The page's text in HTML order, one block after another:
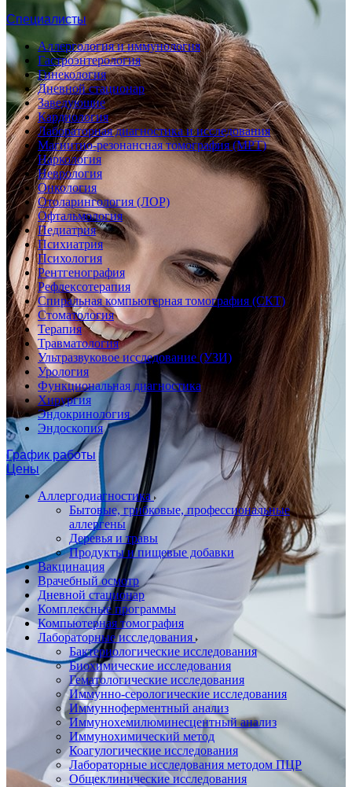
Специалисты
Аллергология и иммунология
Гастроэнтерология
Гинекология
Дневной стационар
Заведующие
Кардиология
Лабораторная диагностика и исследования
Магнитно-резонансная томография (МРТ)
Наркология
Неврология
Онкология
Отоларингология (ЛОР)
Офтальмология
Педиатрия
Психиатрия
Психология
Рентгенография
Рефлексотерапия
Спиральная компьютерная томография (СКТ)
Стоматология
Терапия
Травматология
Ультразвуковое исследование (УЗИ)
Урология
Функциональная диагностика
Хирургия
Эндокринология
Эндоскопия
График работы
Цены
Аллергодиагностика
Бытовые, грибковые, профессиональные
аллергены
Деревья и травы
Продукты и пищевые добавки
Вакцинация
Врачебный осмотр
Дневной стационар
Комплексные программы
Компьютерная томография
Лабораторные исследования
Бактериологические исследования
Биохимические исследования
Гематологические исследования
Иммунно-серологические исследования
Иммунноферментный анализ
Иммунохемилюминесцентный анализ
Иммунохимический метод
Коагулогические исследования
Лабораторные исследования методом ПЦР
Общеклинические исследования